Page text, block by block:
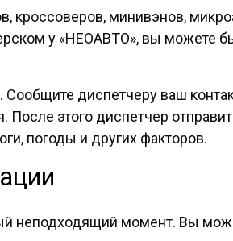
кроссоверов, минивэнов,
у «НЕОАВТО», вы можете
Сообщите диспетчеру ваш
После этого диспетчер
погоды и других факторов.
неподходящий момент. Вы